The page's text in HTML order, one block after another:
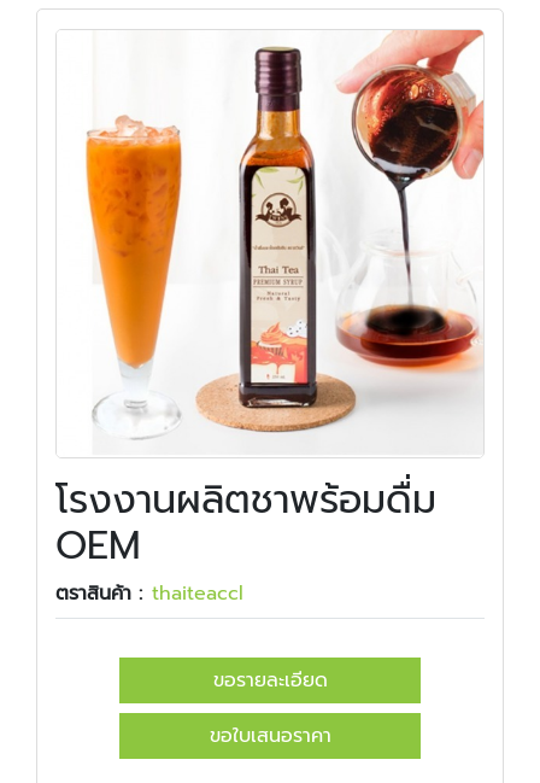
โรงงานผลิตชาพร้อมดื่ม
OEM
ตราสินค้า : ​​thaiteaccl
ขอรายละเอียด
ขอใบเสนอราคา